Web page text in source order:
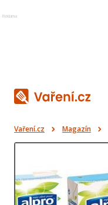
Reklama
Vaření.cz Magazín